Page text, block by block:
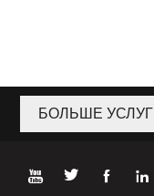
БОЛЬШЕ УСЛУГ
   